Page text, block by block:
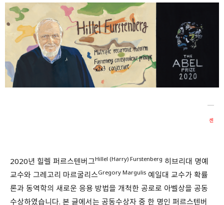
센
2020년 힐렐 퍼르스텐버그Hillel (Harry) Furstenberg 히브리대 명예
교수와 그레고리 마르굴리스Gregory Margulis 예일대 교수가 확률
론과 동역학의 새로운 응용 방법을 개척한 공로로 아벨상을 공동
수상하였습니다. 본 글에서는 공동수상자 중 한 명인 퍼르스텐버
로그인
소셜 계정으로 로그인할 수 있습니다.
발송된 인증 메일에서 링크를 통해
회원 가입을 완료해 주세요.
8자 이상의 영문자와 숫자 조합으로 작성해 주세요.
회원가입 약관 동의 상세보기
개인정보의 수집 및 이용 안내 동의 상세보기